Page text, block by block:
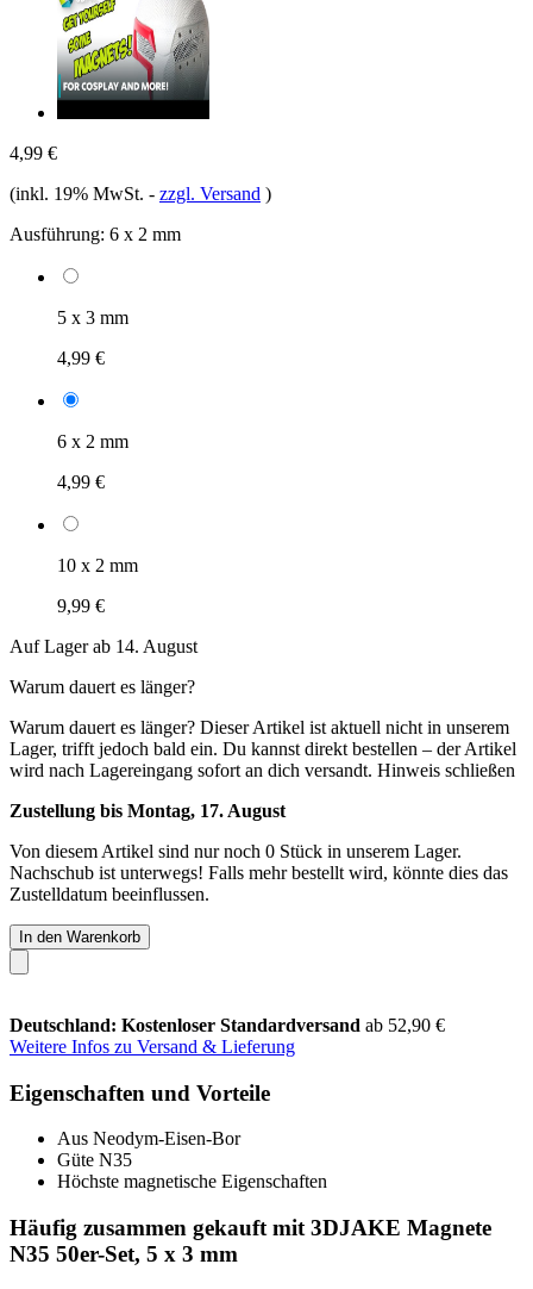
4,99 €
(inkl. 19% MwSt. - zzgl. Versand )
Ausführung: 6 x 2 mm
5 x 3 mm
4,99 €
6 x 2 mm
4,99 €
10 x 2 mm
9,99 €
Auf Lager ab 14. August
Warum dauert es länger?
Warum dauert es länger? Dieser Artikel ist aktuell nicht in unserem
Lager, trifft jedoch bald ein. Du kannst direkt bestellen – der Artikel
wird nach Lagereingang sofort an dich versandt. Hinweis schließen
Zustellung bis Montag, 17. August
Von diesem Artikel sind nur noch 0 Stück in unserem Lager.
Nachschub ist unterwegs! Falls mehr bestellt wird, könnte dies das
Zustelldatum beeinflussen.
In den Warenkorb
Deutschland: Kostenloser Standardversand ab 52,90 €
Weitere Infos zu Versand & Lieferung
Eigenschaften und Vorteile
Aus Neodym-Eisen-Bor
Güte N35
Höchste magnetische Eigenschaften
Häufig zusammen gekauft mit 3DJAKE Magnete
N35 50er-Set, 5 x 3 mm